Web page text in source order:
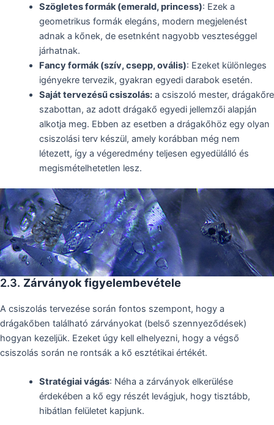
Szögletes formák (emerald, princess): Ezek a
geometrikus formák elegáns, modern megjelenést
adnak a kőnek, de esetnként nagyobb veszteséggel
járhatnak.
Fancy formák (szív, csepp, ovális): Ezeket különleges
igényekre tervezik, gyakran egyedi darabok esetén.
Saját tervezésű csiszolás:a csiszoló mester, drágakőre
szabottan, az adott drágakő egyedi jellemzői alapján
alkotja meg. Ebben az esetben a drágakőhöz egy olyan
csiszolási terv készül, amely korábban még nem
létezett, így a végeredmény teljesen egyedülálló és
megismételhetetlen lesz.
2.3. Zárványok figyelembevétele
A csiszolás tervezése során fontos szempont, hogy a
drágakőben található zárványokat (belső szennyeződések)
hogyan kezeljük. Ezeket úgy kell elhelyezni, hogy a végső
csiszolás során ne rontsák a kő esztétikai értékét.
Stratégiai vágás: Néha a zárványok elkerülése
érdekében a kő egy részét levágjuk, hogy tisztább,
hibátlan felületet kapjunk.